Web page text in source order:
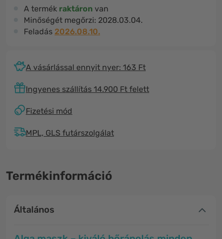
A termék raktáron van
Minőségét megőrzi: 2028.03.04.
Feladás 2026.08.10.
A vásárlással ennyit nyer: 163 Ft
Ingyenes szállítás 14.900 Ft felett
Fizetési mód
MPL, GLS futárszolgálat
Termékinformáció
Általános